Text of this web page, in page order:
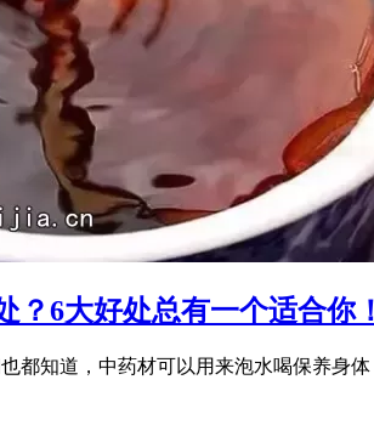
？6大好处总有一个适合你！
都知道，中药材可以用来泡水喝保养身